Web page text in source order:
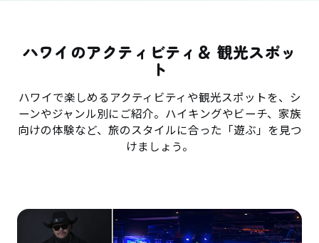
ハワイのアクティビティ＆ 観光スポッ
ト
ハワイで楽しめるアクティビティや観光スポットを、シ
ーンやジャンル別にご紹介。ハイキングやビーチ、家族
向けの体験など、旅のスタイルに合った「遊ぶ」を見つ
けましょう。